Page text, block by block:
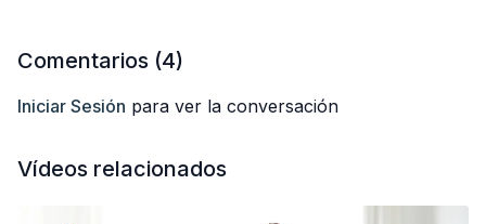
https://anabelotero.com/30diasdeyoga
Te deseo una muy feliz práctica.
Comentarios (4)
Iniciar Sesión para ver la conversación
Vídeos relacionados